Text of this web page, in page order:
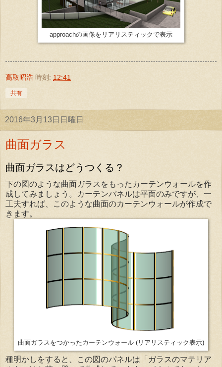
approachの画像をリアリスティックで表示
髙取昭浩 時刻: 12:41
共有
2016年3月13日日曜日
曲面ガラス
曲面ガラスはどうつくる？
下の図のような曲面ガラスをもったカーテンウォールを作
成してみましょう。カーテンパネルは平面のみですが、一
工夫すれば、このような曲面のカーテンウォールが作成で
きます。
曲面ガラスをつかったカーテンウォール (リアリスティック表示)
種明かしをすると、この図のパネルは「ガラスのマテリア